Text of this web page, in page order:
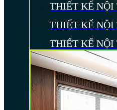
THIẾT KẾ NỘI
THIẾT KẾ NỘI
THIẾT KẾ NỘI